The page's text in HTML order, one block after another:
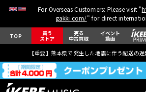
For Overseas Customers: Please visit "
gakki.com/" for direct
TOP 買う
ストア
売る
中古買取
イベント
動画
【重要】熊本県で発生した地震に伴う配送の